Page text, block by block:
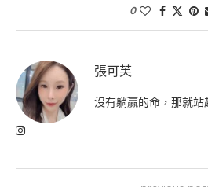
0
張可芙
沒有躺贏的命，那就站